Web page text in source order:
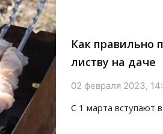
Как правильно
листву на даче
02 февраля 2023,
С 1 марта вступают